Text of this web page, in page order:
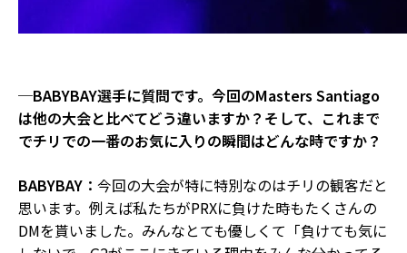
─BABYBAY選手に質問です。今回のMasters Santiago
は他の大会と比べてどう違いますか？そして、これまで
でチリでの一番のお気に入りの瞬間はどんな時ですか？
BABYBAY： 今回の大会が特に特別なのはチリの観客だと
思います。例えば私たちがPRXに負けた時もたくさんの
DMを貰いました。みんなとても優しくて「負けても気に